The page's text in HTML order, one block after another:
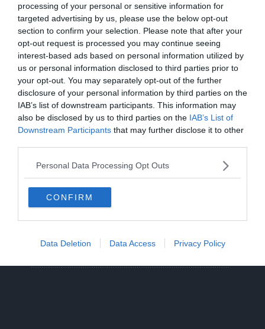
processing of your personal or sensitive information for
targeted advertising by us, please use the below opt-out
section to confirm your selection. Please note that after your
opt-out request is processed you may continue seeing
interest-based ads based on personal information utilized by
us or personal information disclosed to third parties prior to
your opt-out. You may separately opt-out of the further
disclosure of your personal information by third parties on the
IAB’s list of downstream participants. This information may
also be disclosed by us to third parties on the IAB’s List of
Downstream Participants that may further disclose it to other
Personal Data Processing Opt Outs
CONFIRM
Data Deletion Data Access Privacy Policy
Albiano, nasce la nuova Pro Loco: è la
14ª affiliata in Trentino nel 2026
Orsi, un chilometro in 15 minuti: «Le
mappe degli avvistamenti possono
ingannare»
Escursione tragica in val di Non, Cles
piange “Gianni” Flaim
Stasera a Folgaria il docufilm sul
bombardamento di S.Ilario
Clima, protesta a Trento: «Questo caldo
è una scelta politica»
L’amore fra nord e sud con intermezzo
partigiano